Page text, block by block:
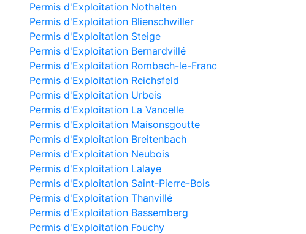
Permis d'Exploitation Nothalten
Permis d'Exploitation Blienschwiller
Permis d'Exploitation Steige
Permis d'Exploitation Bernardvillé
Permis d'Exploitation Rombach-le-Franc
Permis d'Exploitation Reichsfeld
Permis d'Exploitation Urbeis
Permis d'Exploitation La Vancelle
Permis d'Exploitation Maisonsgoutte
Permis d'Exploitation Breitenbach
Permis d'Exploitation Neubois
Permis d'Exploitation Lalaye
Permis d'Exploitation Saint-Pierre-Bois
Permis d'Exploitation Thanvillé
Permis d'Exploitation Bassemberg
Permis d'Exploitation Fouchy